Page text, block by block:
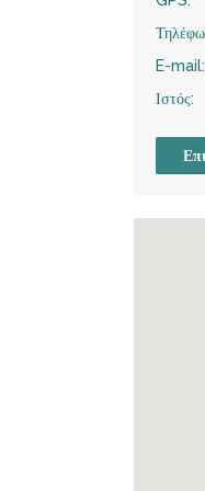
E-mail:
Ιστός: